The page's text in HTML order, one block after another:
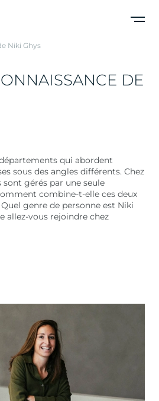
Niki Ghys
ONNAISSANCE DE
qui abordent
sous des angles différents. Chez
sont gérés par une seule
combine-t-elle ces deux
genre de personne est Niki
allez-vous rejoindre chez